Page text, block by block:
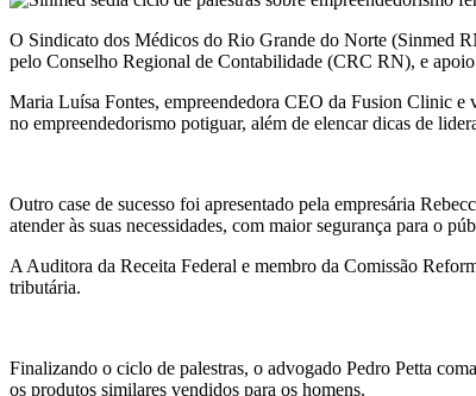
O Sindicato dos Médicos do Rio Grande do Norte (Sinmed
pelo Conselho Regional de Contabilidade (CRC RN), e
Maria Luísa Fontes, empreendedora CEO da Fusion Clinic e
no empreendedorismo potiguar, além de elencar dicas de
Outro case de sucesso foi apresentado pela empresária
atender às suas necessidades, com maior segurança para o
A Auditora da Receita Federal e membro da Comissão
tributária.
Finalizando o ciclo de palestras, o advogado Pedro Petta
os produtos similares vendidos para os homens.